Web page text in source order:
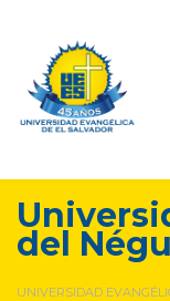
del
UNIVERSIDAD